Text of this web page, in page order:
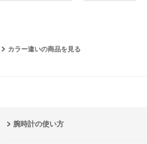
カラー違いの商品を見る
腕時計の使い方